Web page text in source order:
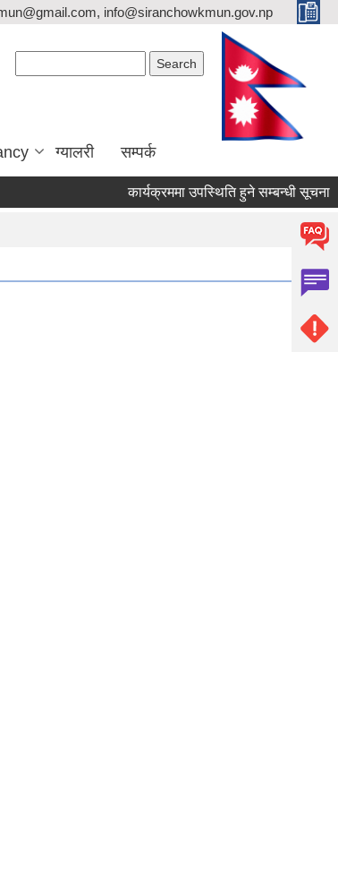
info@siranchowkmun.gov.np
ग्यालरी सम्पर्क
कार्यक्रममा उपस्थिति हुने सम्बन्धी सूचना ।।